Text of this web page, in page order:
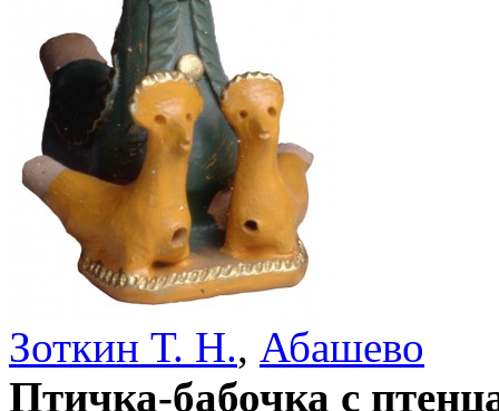
Зоткин Т. Н., Абашево
Птичка-бабочка с